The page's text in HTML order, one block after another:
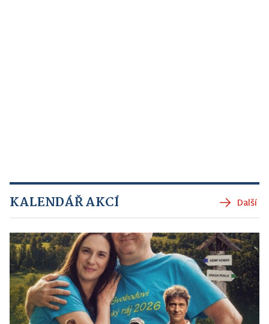
KALENDÁŘ AKCÍ Další